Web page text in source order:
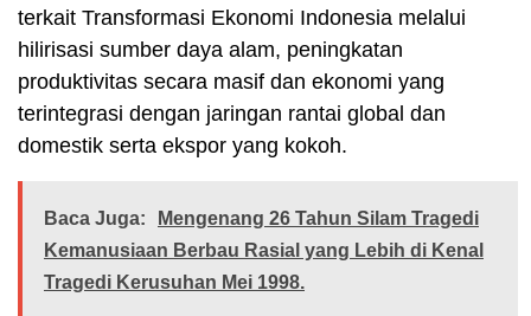
terkait Transformasi Ekonomi Indonesia melalui
hilirisasi sumber daya alam, peningkatan
produktivitas secara masif dan ekonomi yang
terintegrasi dengan jaringan rantai global dan
domestik serta ekspor yang kokoh.
Baca Juga:
Mengenang 26 Tahun Silam Tragedi
Kemanusiaan Berbau Rasial yang Lebih di Kenal
Tragedi Kerusuhan Mei 1998.